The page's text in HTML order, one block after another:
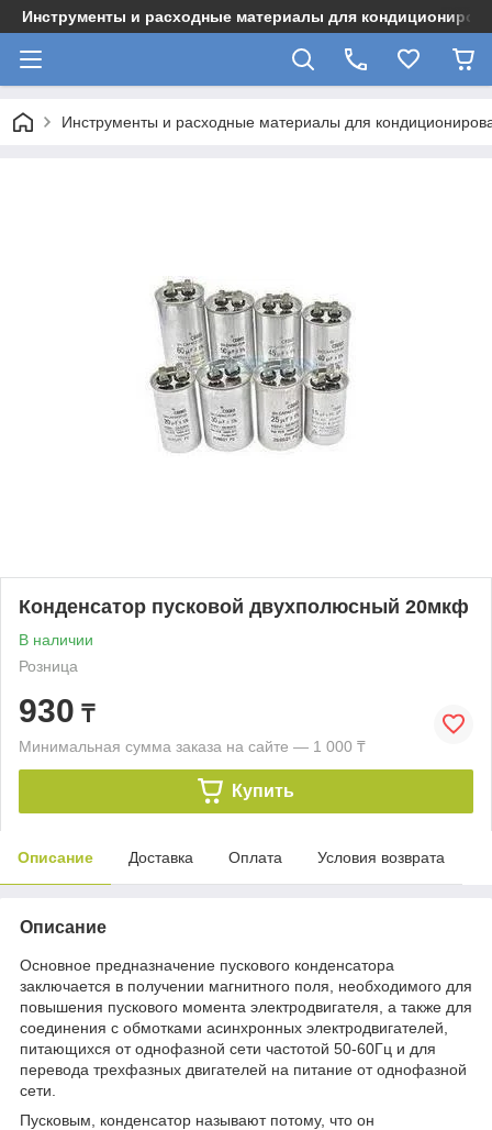
Инструменты и расходные материалы для
Инструменты и расходные материалы для
Конденсатор пусковой двухполюсный 20мкф
В наличии
Розница
930 ₸
Минимальная сумма заказа на сайте — 1 000 ₸
Купить
Описание Доставка Оплата Условия возврата
Описание
Основное предназначение пускового конденсатора
заключается в получении магнитного поля, необходимого для
повышения пускового момента электродвигателя, а также для
соединения с обмотками асинхронных электродвигателей,
питающихся от однофазной сети частотой 50-60Гц и для
перевода трехфазных двигателей на питание от однофазной
сети.
Пусковым, конденсатор называют потому, что он